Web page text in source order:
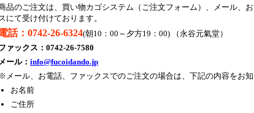
品のご注文は、買い物カゴシステム（ご注文フォーム）、メール、
にて受け付けております。
話：0742-26-6324(朝10：00～夕方19：00) （永谷元氣堂）
ァックス：0742-26-7580
ール： info@fucoidando.jp
※メール、お電話、ファックスでのご注文の場合は、下記の内容をお知
お名前
ご住所